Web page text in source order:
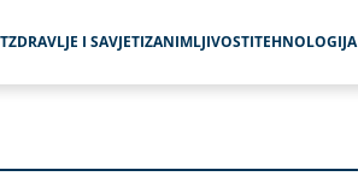
ZDRAVLJE I SAVJETIZANIMLJIVOSTITEHNOLOGIJA